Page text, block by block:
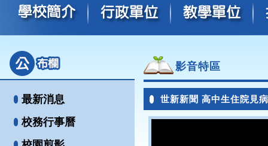
最新消息
校務行事曆
影音特區
世新新聞 高中生住院見